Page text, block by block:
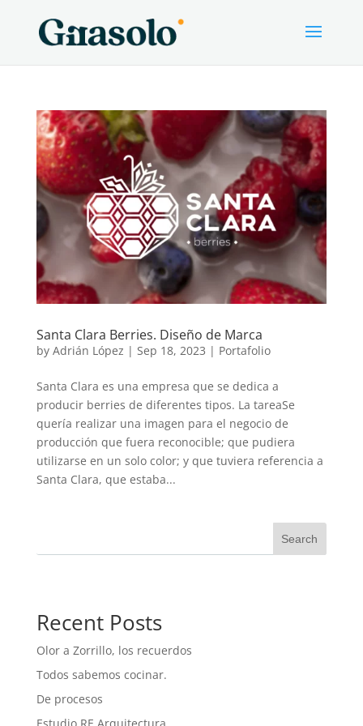
Santa Clara Berries. Diseño de Marca
by Adrián López | Sep 18, 2023 | Portafolio
Santa Clara es una empresa que se dedica a
producir berries de diferentes tipos. La tareaSe
quería realizar una imagen para el negocio de
producción que fuera reconocible; que pudiera
utilizarse en un solo color; y que tuviera referencia a
Santa Clara, que estaba...
Search
Recent Posts
Olor a Zorrillo, los recuerdos
Todos sabemos cocinar.
De procesos